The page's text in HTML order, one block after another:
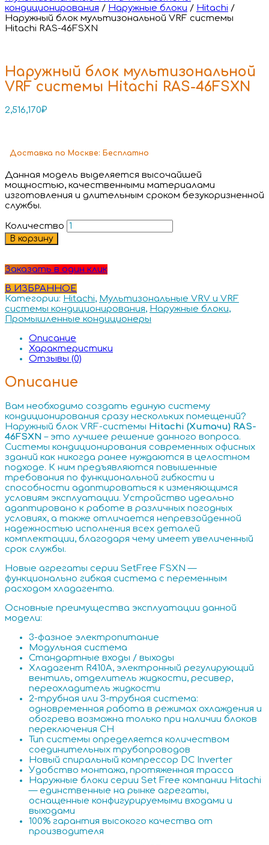
кондиционирования / Наружные блоки / Hitachi /
Наружный блок мультизональной VRF системы
Hitachi RAS-46FSXN
Наружный блок мультизональной
VRF системы Hitachi RAS-46FSXN
2,516,170₽
Доставка по Москве: Бесплатно
Данная модель выделяется высочайшей
мощностью, качественными материалами
изготовления и длительным сроком безукоризненной
службы.
Количество
В корзину
Заказать в один клик
В ИЗБРАННОЕ
Категории: Hitachi, Мультизональные VRV и VRF
системы кондиционирования, Наружные блоки,
Промышленные кондиционеры
Описание
Характеристики
Отзывы (0)
Описание
Вам необходимо создать единую систему
кондиционирования сразу нескольких помещений?
Наружный блок VRF-системы Hitachi (Хитачи) RAS-
46FSXN– это лучшее решение данного вопроса.
Системы кондиционирования современных офисных
зданий как никогда ранее нуждаются в целостном
подходе. К ним предъявляются повышенные
требования по функциональной гибкости и
способности адаптироваться к изменяющимся
условиям эксплуатации. Устройство идеально
адаптировано к работе в различных погодных
условиях, а также отличается непревзойденной
надежностью исполнения всех деталей
комплектации, благодаря чему имеет увеличенный
срок службы.
Новые агрегаты серии SetFree FSXN —
функционально гибкая система с переменным
расходом хладагента.
Основные преимущества эксплуатации данной
модели:
3-фазное электропитание
Модульная система
Стандартные входы / выходы
Хладагент R410A, электронный регулирующий
вентиль, отделитель жидкости, ресивер,
переохладитель жидкости
2-трубная или 3-трубная система:
одновременная работа в режимах охлаждения и
обогрева возможна только при наличии блоков
переключения CH
Тип системы определяется количеством
соединительных трубопроводов
Новый спиральный компрессор DC Inverter
Удобство монтажа, протяженная трасса
Наружные блоки серии Set Free компании Hitachi
— единственные на рынке агрегаты,
оснащенные конфигурируемыми входами и
выходами
100% гарантия высокого качества от
производителя